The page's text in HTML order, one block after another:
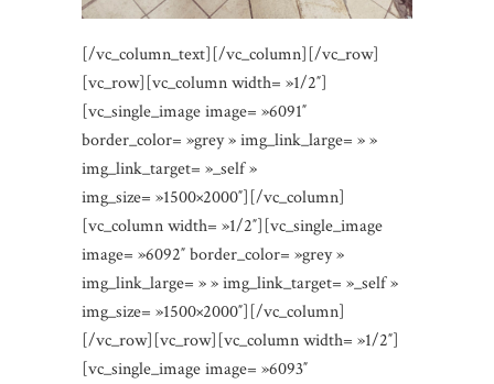
[/vc_column_text][/vc_column][/vc_row]
[vc_row][vc_column width= »1/2″]
[vc_single_image image= »6091″
border_color= »grey » img_link_large= » »
img_link_target= »_self »
img_size= »1500×2000″][/vc_column]
[vc_column width= »1/2″][vc_single_image
image= »6092″ border_color= »grey »
img_link_large= » » img_link_target= »_self »
img_size= »1500×2000″][/vc_column]
[/vc_row][vc_row][vc_column width= »1/2″]
[vc_single_image image= »6093″